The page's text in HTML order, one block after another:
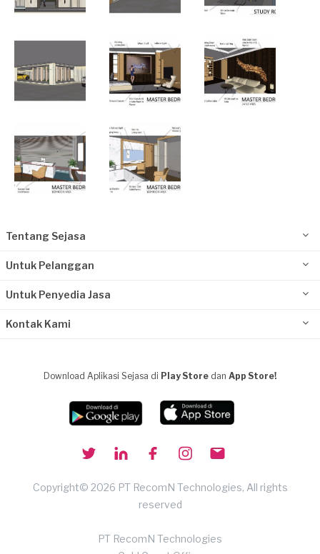
Tentang Sejasa
Untuk Pelanggan
Untuk Penyedia Jasa
Kontak Kami
Download Aplikasi Sejasa di Play Store dan App Store!
Copyright© 2026 PT RecomN Technologies, All rights
reserved
PT RecomN Technologies